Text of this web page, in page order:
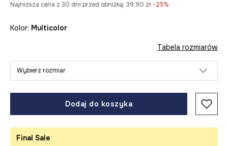
Najniższa cena z 30 dni przed obniżką: 39,90 zł -25%
Kolor: multicolor
Tabela rozmiarów
Wybierz rozmiar
Dodaj do koszyka
Final Sale